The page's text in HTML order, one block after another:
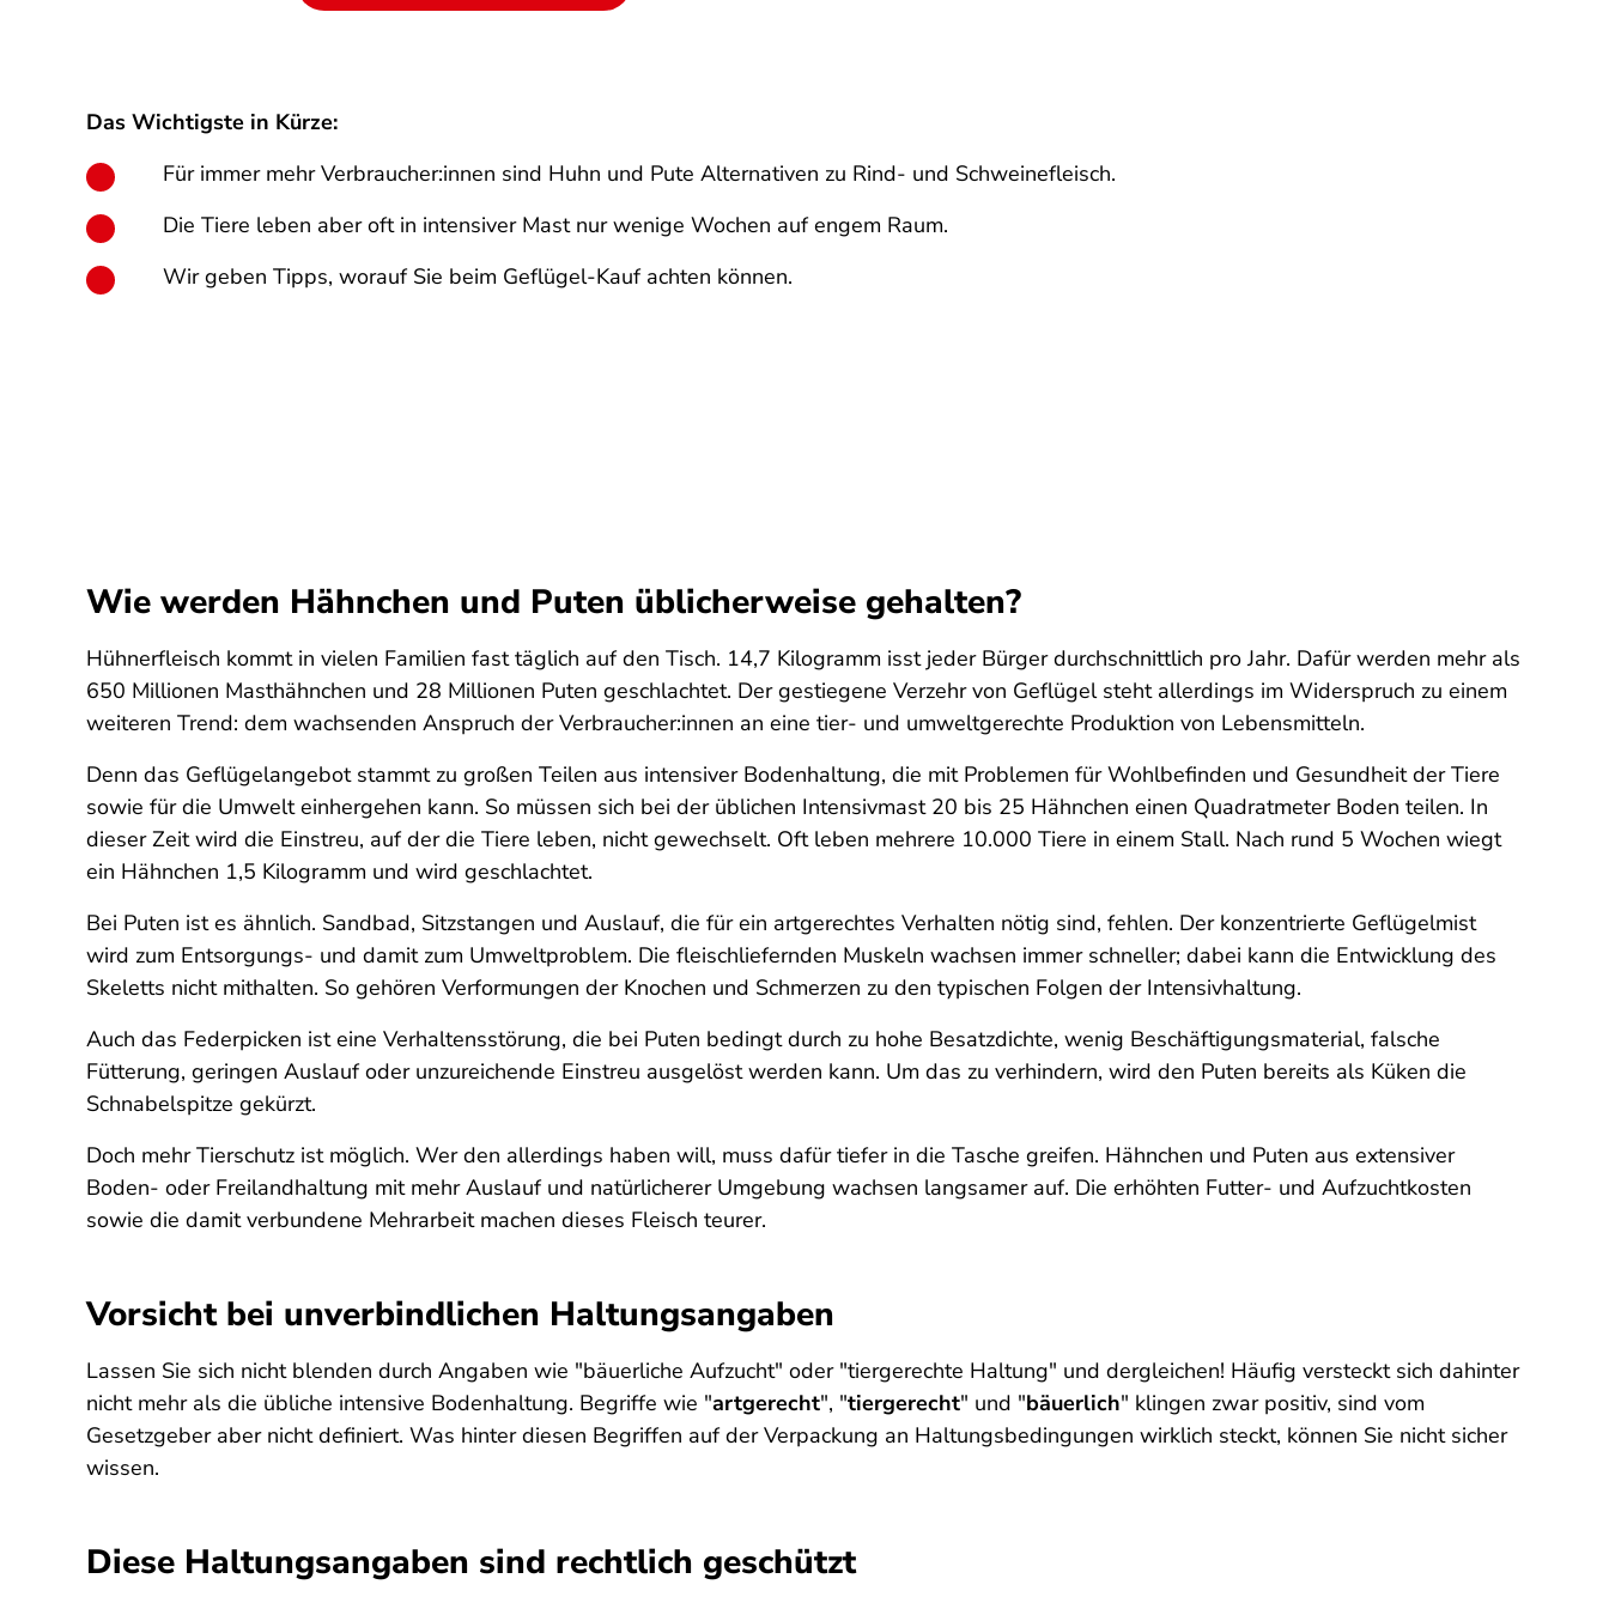
Das Wichtigste in Kürze:
Für immer mehr Verbraucher:innen sind Huhn und Pute Alternativen zu Rind- und Schweinefleisch.
Die Tiere leben aber oft in intensiver Mast nur wenige Wochen auf engem Raum.
Wir geben Tipps, worauf Sie beim Geflügel-Kauf achten können.
Wie werden Hähnchen und Puten üblicherweise gehalten?
Hühnerfleisch kommt in vielen Familien fast täglich auf den Tisch. 14,7 Kilogramm isst jeder Bürger durchschnittlich pro Jahr. Dafür werden mehr als
650 Millionen Masthähnchen und 28 Millionen Puten geschlachtet. Der gestiegene Verzehr von Geflügel steht allerdings im Widerspruch zu einem
weiteren Trend: dem wachsenden Anspruch der Verbraucher:innen an eine tier- und umweltgerechte Produktion von Lebensmitteln.
Denn das Geflügelangebot stammt zu großen Teilen aus intensiver Bodenhaltung, die mit Problemen für Wohlbefinden und Gesundheit der Tiere
sowie für die Umwelt einhergehen kann. So müssen sich bei der üblichen Intensivmast 20 bis 25 Hähnchen einen Quadratmeter Boden teilen. In
dieser Zeit wird die Einstreu, auf der die Tiere leben, nicht gewechselt. Oft leben mehrere 10.000 Tiere in einem Stall. Nach rund 5 Wochen wiegt
ein Hähnchen 1,5 Kilogramm und wird geschlachtet.
Bei Puten ist es ähnlich. Sandbad, Sitzstangen und Auslauf, die für ein artgerechtes Verhalten nötig sind, fehlen. Der konzentrierte Geflügelmist
wird zum Entsorgungs- und damit zum Umweltproblem. Die fleischliefernden Muskeln wachsen immer schneller; dabei kann die Entwicklung des
Skeletts nicht mithalten. So gehören Verformungen der Knochen und Schmerzen zu den typischen Folgen der Intensivhaltung.
Auch das Federpicken ist eine Verhaltensstörung, die bei Puten bedingt durch zu hohe Besatzdichte, wenig Beschäftigungsmaterial, falsche
Fütterung, geringen Auslauf oder unzureichende Einstreu ausgelöst werden kann. Um das zu verhindern, wird den Puten bereits als Küken die
Schnabelspitze gekürzt.
Doch mehr Tierschutz ist möglich. Wer den allerdings haben will, muss dafür tiefer in die Tasche greifen. Hähnchen und Puten aus extensiver
Boden- oder Freilandhaltung mit mehr Auslauf und natürlicherer Umgebung wachsen langsamer auf. Die erhöhten Futter- und Aufzuchtkosten
sowie die damit verbundene Mehrarbeit machen dieses Fleisch teurer.
Vorsicht bei unverbindlichen Haltungsangaben
Lassen Sie sich nicht blenden durch Angaben wie "bäuerliche Aufzucht" oder "tiergerechte Haltung" und dergleichen! Häufig versteckt sich dahinter
nicht mehr als die übliche intensive Bodenhaltung. Begriffe wie "artgerecht", "tiergerecht" und "bäuerlich" klingen zwar positiv, sind vom
Gesetzgeber aber nicht definiert. Was hinter diesen Begriffen auf der Verpackung an Haltungsbedingungen wirklich steckt, können Sie nicht sicher
wissen.
Diese Haltungsangaben sind rechtlich geschützt